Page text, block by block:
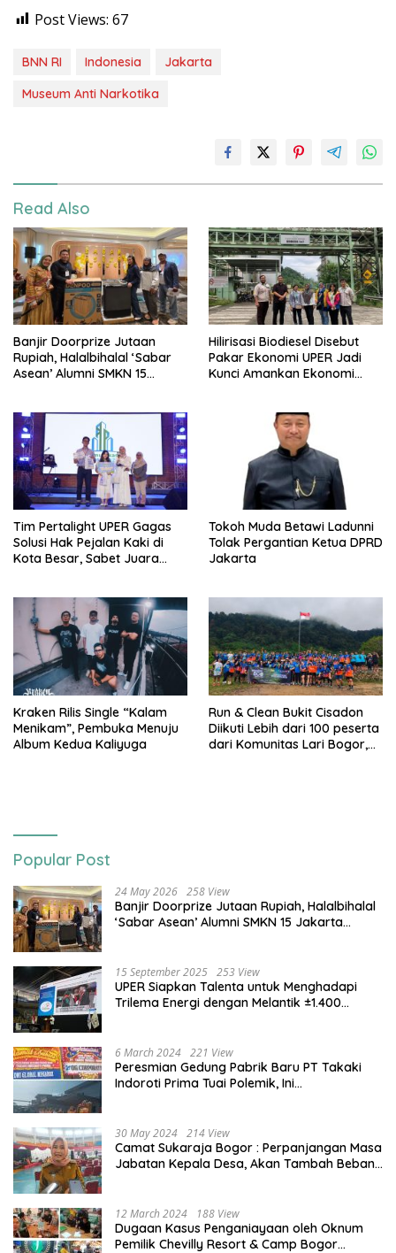
Post Views: 67
BNN RI Indonesia
Jakarta
Museum Anti Narkotika
Read Also
Banjir Doorprize Jutaan
Rupiah, Halalbihalal ‘Sabar
Asean’ Alumni SMKN 15
Hilirisasi Biodiesel Disebut
Pakar Ekonomi UPER Jadi
Kunci Amankan Ekonomi
Tim Pertalight UPER Gagas
Solusi Hak Pejalan Kaki di
Kota Besar, Sabet Juara
Tokoh Muda Betawi Ladunni
Tolak Pergantian Ketua DPRD
Jakarta
Kraken Rilis Single “Kalam
Menikam”, Pembuka Menuju
Album Kedua Kaliyuga
Run & Clean Bukit Cisadon
Diikuti Lebih dari 100 peserta
dari Komunitas Lari Bogor,
Popular Post
24 May 2026 258 View
Banjir Doorprize Jutaan Rupiah, Halalbihalal
‘Sabar Asean’ Alumni SMKN 15 Jakarta
15 September 2025 253 View
UPER Siapkan Talenta untuk Menghadapi
Trilema Energi dengan Melantik ±1.400
6 March 2024 221 View
Peresmian Gedung Pabrik Baru PT Takaki
Indoroti Prima Tuai Polemik, Ini
30 May 2024 214 View
Camat Sukaraja Bogor : Perpanjangan Masa
Jabatan Kepala Desa, Akan Tambah Beban
12 March 2024 188 View
Dugaan Kasus Penganiayaan oleh Oknum
Pemilik Chevilly Resort & Camp Bogor